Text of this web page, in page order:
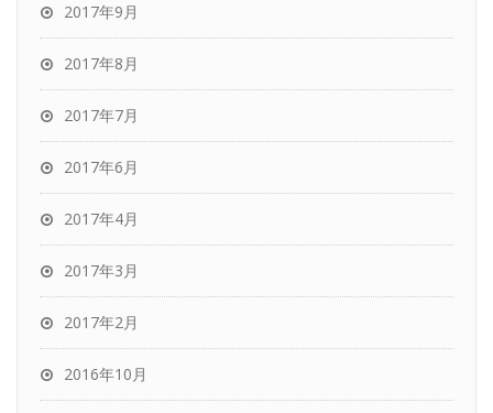
2017年9月
2017年8月
2017年7月
2017年6月
2017年4月
2017年3月
2017年2月
2016年10月